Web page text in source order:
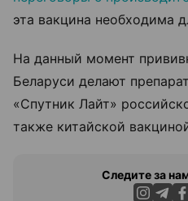
эта вакцина необходима
На данный момент
Беларуси делают
«Спутник Лайт»
также китайской
Следите за